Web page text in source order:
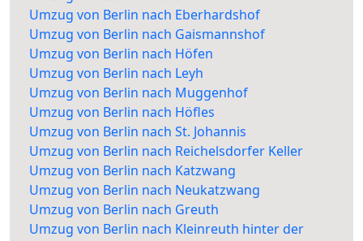
Umzug von Berlin nach Eberhardshof
Umzug von Berlin nach Gaismannshof
Umzug von Berlin nach Höfen
Umzug von Berlin nach Leyh
Umzug von Berlin nach Muggenhof
Umzug von Berlin nach Höfles
Umzug von Berlin nach St. Johannis
Umzug von Berlin nach Reichelsdorfer Keller
Umzug von Berlin nach Katzwang
Umzug von Berlin nach Neukatzwang
Umzug von Berlin nach Greuth
Umzug von Berlin nach Kleinreuth hinter der